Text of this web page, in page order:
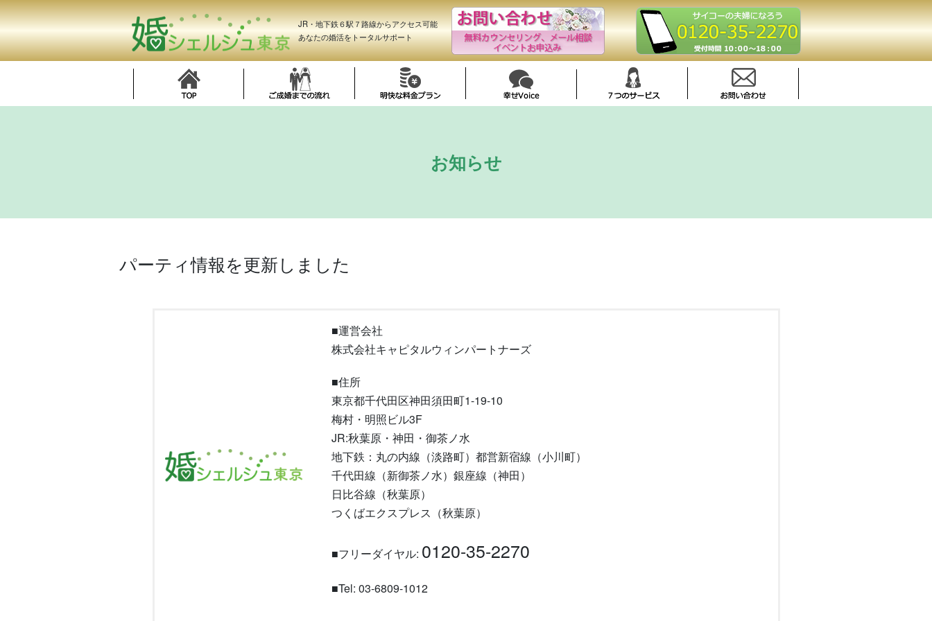
JR・地下鉄６駅７路線からアクセス可能
あなたの婚活をトータルサポート
お知らせ
パーティ情報を更新しました
■運営会社
株式会社キャピタルウィンパートナーズ
■住所
東京都千代田区神田須田町1-19-10
梅村・明照ビル3F
JR:秋葉原・神田・御茶ノ水
地下鉄：丸の内線（淡路町）都営新宿線（小川町）
千代田線（新御茶ノ水）銀座線（神田）
日比谷線（秋葉原）
つくばエクスプレス（秋葉原）
■フリーダイヤル: 0120-35-2270
■Tel: 03-6809-1012